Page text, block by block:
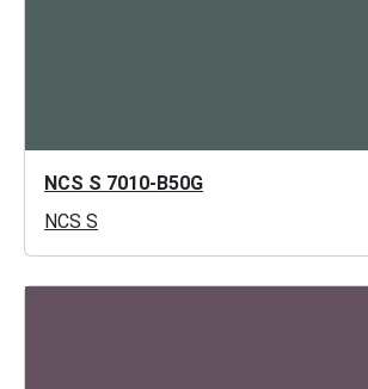
NCS S 7010-B50G
NCS S